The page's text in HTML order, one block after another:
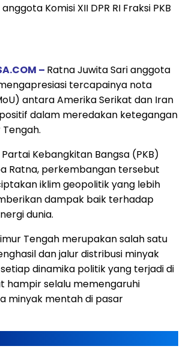
Komisi XII DPR RI Fraksi PKB
– Ratna Juwita Sari anggota
mengapresiasi tercapainya nota
antara Amerika Serikat dan Iran
dalam meredakan ketegangan
Kebangkitan Bangsa (PKB)
Ratna, perkembangan tersebut
iklim geopolitik yang lebih
dampak baik terhadap
dunia.
Tengah merupakan salah satu
dan jalur distribusi minyak
dinamika politik yang terjadi di
hampir selalu memengaruhi
minyak mentah di pasar